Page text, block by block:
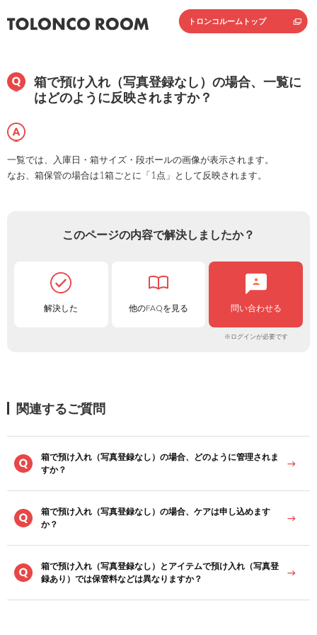
トロンコルームトップ
箱で預け入れ（写真登録なし）の場合、一覧に
はどのように反映されますか？
一覧では、入庫日・箱サイズ・段ボールの画像が表示されます。
なお、箱保管の場合は1箱ごとに「1点」として反映されます。
このページの内容で解決しましたか？
解決した 他のFAQを見る 問い合わせる
※ログインが必要です
関連するご質問
箱で預け入れ（写真登録なし）の場合、どのように管理されま
すか？
箱で預け入れ（写真登録なし）の場合、ケアは申し込めます
か？
箱で預け入れ（写真登録なし）とアイテムで預け入れ（写真登
録あり）では保管料などは異なりますか？